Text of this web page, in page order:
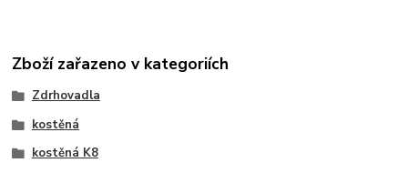
Zboží zařazeno v kategoriích
Zdrhovadla
kostěná
kostěná K8